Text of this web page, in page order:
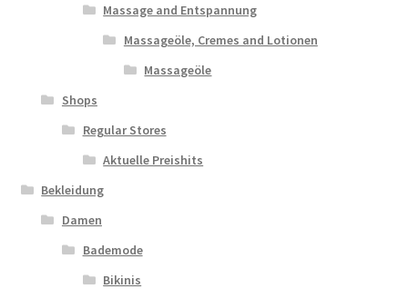
Massage and Entspannung
Massageöle, Cremes and Lotionen
Massageöle
Shops
Regular Stores
Aktuelle Preishits
Bekleidung
Damen
Bademode
Bikinis